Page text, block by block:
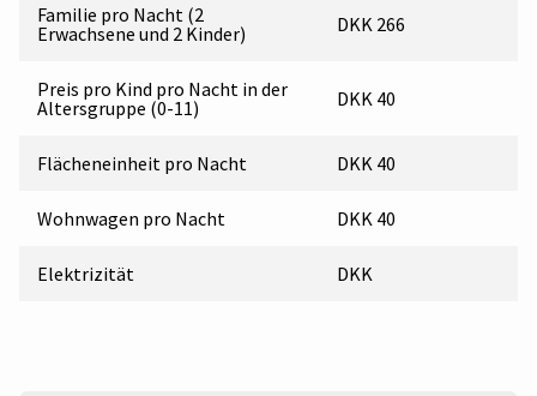
Familie pro Nacht (2
Erwachsene und 2 Kinder)
DKK 266
Preis pro Kind pro Nacht in der
Altersgruppe (0-11)
DKK 40
Flächeneinheit pro Nacht DKK 40
Wohnwagen pro Nacht DKK 40
Elektrizität DKK